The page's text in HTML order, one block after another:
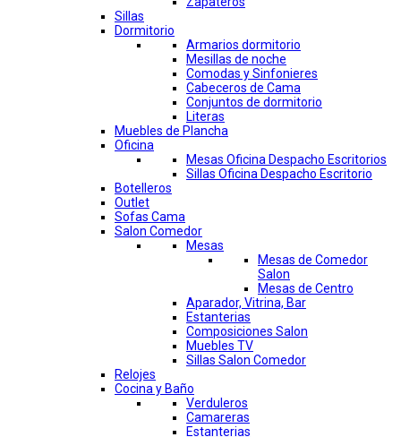
Sillas
Dormitorio
Armarios dormitorio
Mesillas de noche
Comodas y Sinfonieres
Cabeceros de Cama
Conjuntos de dormitorio
Literas
Muebles de Plancha
Oficina
Mesas Oficina Despacho Escritorios
Sillas Oficina Despacho Escritorio
Botelleros
Outlet
Sofas Cama
Salon Comedor
Mesas
Mesas de Comedor
Salon
Mesas de Centro
Aparador, Vitrina, Bar
Estanterias
Composiciones Salon
Muebles TV
Sillas Salon Comedor
Relojes
Cocina y Baño
Verduleros
Camareras
Estanterias